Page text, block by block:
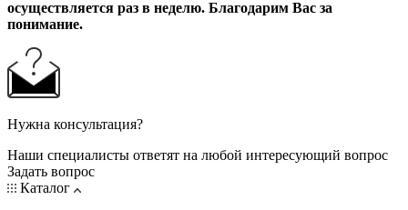
осуществляется раз в неделю. Благодарим Вас за
понимание.
Нужна консультация?
Наши специалисты ответят на любой интересующий вопрос
Задать вопрос
Каталог